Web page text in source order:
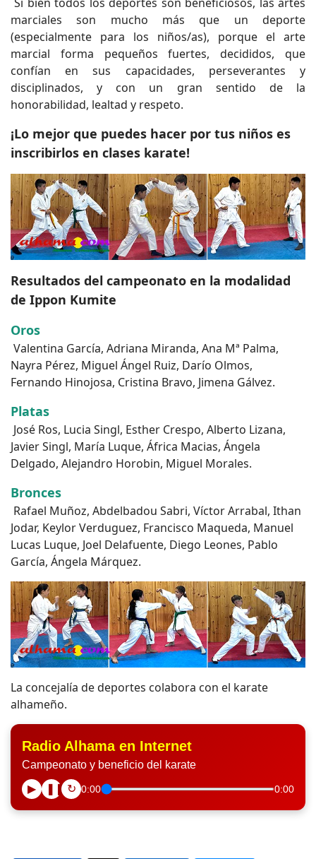
marciales son mucho más que un deporte
(especialmente para los niños/as), porque el arte
marcial forma pequeños fuertes, decididos, que
confían en sus capacidades, perseverantes y
disciplinados, y con un gran sentido de la
honorabilidad, lealtad y respeto.
¡Lo mejor que puedes hacer por tus niños es
inscribirlos en clases karate!
Resultados del campeonato en la modalidad
de Ippon Kumite
Oros
Valentina García, Adriana Miranda, Ana Mª Palma,
Nayra Pérez, Miguel Ángel Ruiz, Darío Olmos,
Fernando Hinojosa, Cristina Bravo, Jimena Gálvez.
Platas
José Ros, Lucia Singl, Esther Crespo, Alberto Lizana,
Javier Singl, María Luque, África Macias, Ángela
Delgado, Alejandro Horobin, Miguel Morales.
Bronces
Rafael Muñoz, Abdelbadou Sabri, Víctor Arrabal, Ithan
Jodar, Keylor Verduguez, Francisco Maqueda, Manuel
Lucas Luque, Joel Delafuente, Diego Leones, Pablo
García, Ángela Márquez.
La concejalía de deportes colabora con el karate
alhameño.
Radio Alhama en Internet
Campeonato y beneficio del karate
▶
❚❚ ↻ 0:00 0:00